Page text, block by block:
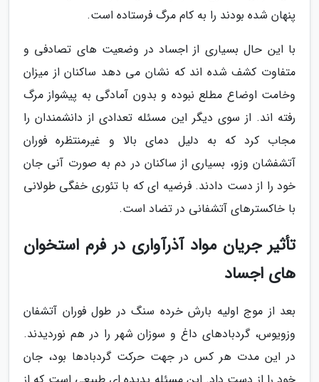
پنهان شده بودند را به کام مرگ فرستاده است.
با این حال بسیاری از اجساد در وضعیت های تصادفی و
متفاوت کشف شده اند که نشان می دهد ساکنان از میزان
وخامت اوضاع مطلع نبوده و بدون آمادگی به پیشواز مرگ
رفته اند. از سوی دیگر این مسئله تعدادی از دانشمندان را
مجاب کرد که به دلیل دمای بالا و غیرمنتظره فوران
آتشفشان وزو، بسیاری از ساکنان در دم به صورت آنی جان
خود را از دست دادند. فرضیه ای که با تئوری خفگی طولانی
با خاکسترهای آتشفانی در تضاد است.
تأثیر جریان مواد آذرآواری در فرم استخوان
های اجساد
بعد از موج اولیه بارش خرده سنگ در طول فوران آتشفان
وزویوس، گردبادهای داغ و سوزان شهر را در هم نوردیدند.
در این مدت هر کس در جهت حرکت گردبادها بود، جان